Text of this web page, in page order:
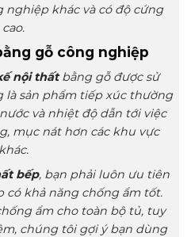
nghiệp khác và có độ cứng
cao.
gỗ công nghiệp
nội thấtbằng gỗ được sử
sản phẩm tiếp xúc thường
và nhiệt độ dẫn tới việc
mục nát hơn các khu vực
khác.
bếp, bạn phải luôn ưu tiên
có khả năng chống ẩm tốt.
ẩm cho toàn bộ tủ, tuy
chúng tôi gợi ý bạn dùng